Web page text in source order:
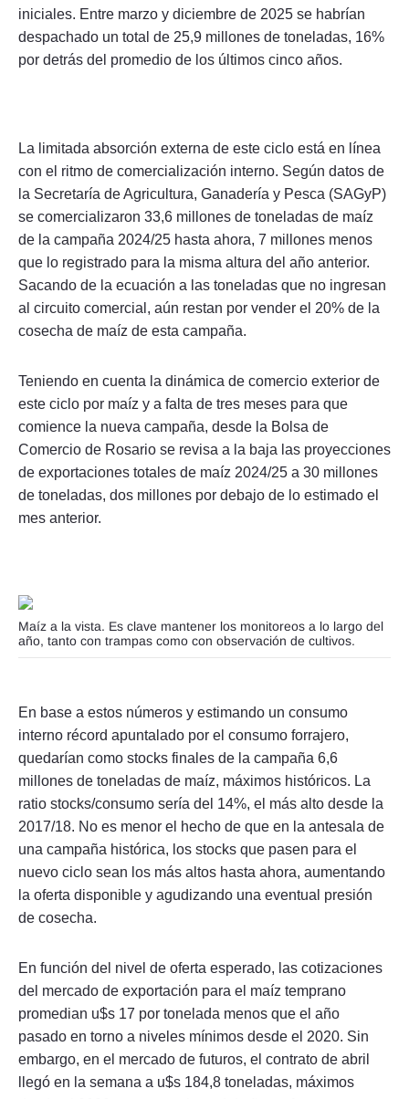
iniciales. Entre marzo y diciembre de 2025 se habrían
despachado un total de 25,9 millones de toneladas, 16%
por detrás del promedio de los últimos cinco años.
La limitada absorción externa de este ciclo está en línea
con el ritmo de comercialización interno. Según datos de
la Secretaría de Agricultura, Ganadería y Pesca (SAGyP)
se comercializaron 33,6 millones de toneladas de maíz
de la campaña 2024/25 hasta ahora, 7 millones menos
que lo registrado para la misma altura del año anterior.
Sacando de la ecuación a las toneladas que no ingresan
al circuito comercial, aún restan por vender el 20% de la
cosecha de maíz de esta campaña.
Teniendo en cuenta la dinámica de comercio exterior de
este ciclo por maíz y a falta de tres meses para que
comience la nueva campaña, desde la Bolsa de
Comercio de Rosario se revisa a la baja las proyecciones
de exportaciones totales de maíz 2024/25 a 30 millones
de toneladas, dos millones por debajo de lo estimado el
mes anterior.
Maíz a la vista. Es clave mantener los monitoreos a lo largo del
año, tanto con trampas como con observación de cultivos.
En base a estos números y estimando un consumo
interno récord apuntalado por el consumo forrajero,
quedarían como stocks finales de la campaña 6,6
millones de toneladas de maíz, máximos históricos. La
ratio stocks/consumo sería del 14%, el más alto desde la
2017/18. No es menor el hecho de que en la antesala de
una campaña histórica, los stocks que pasen para el
nuevo ciclo sean los más altos hasta ahora, aumentando
la oferta disponible y agudizando una eventual presión
de cosecha.
En función del nivel de oferta esperado, las cotizaciones
del mercado de exportación para el maíz temprano
promedian u$s 17 por tonelada menos que el año
pasado en torno a niveles mínimos desde el 2020. Sin
embargo, en el mercado de futuros, el contrato de abril
llegó en la semana a u$s 184,8 toneladas, máximos